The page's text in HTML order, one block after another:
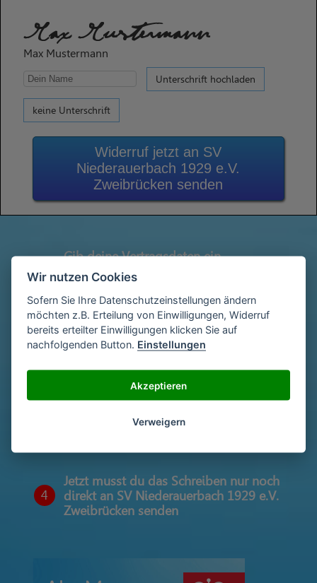
Max Mustermann
Max Mustermann
Unterschrift hochladen
keine Unterschrift
Widerruf jetzt an SV
Niederauerbach 1929 e.V.
Zweibrücken senden
1
Gib deine Vertragsdaten ein
(Diese findest du auf deiner letzen
Abrechnung)
2
Gib deinen Namen und deine Adresse
Namen oder lade eine Unterschrift hoch
4
Jetzt musst du das Schreiben nur noch
direkt an SV Niederauerbach 1929 e.V.
Zweibrücken senden
Wir nutzen Cookies
Sofern Sie Ihre Datenschutzeinstellungen ändern
möchten z.B. Erteilung von Einwilligungen, Widerruf
bereits erteilter Einwilligungen klicken Sie auf
nachfolgenden Button. Einstellungen
Akzeptieren
Verweigern